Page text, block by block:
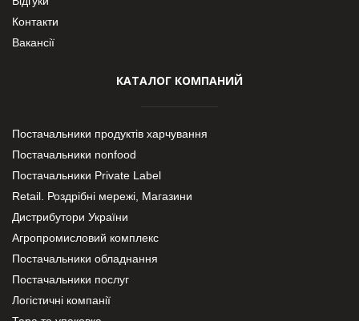
Контакти
Вакансії
КАТАЛОГ КОМПАНИЙ
Постачальники продуктів харчування
Постачальники nonfood
Постачальники Private Label
Retail. Роздрібні мережі, Магазини
Дистрибутори України
Агропромисловий комплекс
Постачальники обладнання
Постачальники послуг
Логістичні компанії